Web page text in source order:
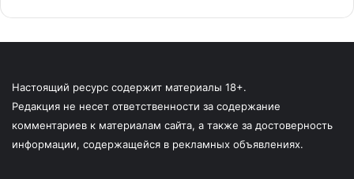
Настоящий ресурс содержит материалы 18+.
Редакция не несет ответственности за содержание
комментариев к материалам сайта, а также за достоверность
информации, содержащейся в рекламных объявлениях.